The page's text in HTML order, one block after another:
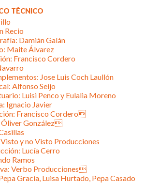
TÉCNICO
Recio
Damián Galán
Maite Álvarez
Francisco Cordero
Jose Luis Coch Laullón
Alfonso Seijo
Luisi Penco y Eulalia Moreno
Ignacio Javier
Francisco Cordero
Óliver González
y no Visto Producciones
Lucía Cerro
Ramos
Verbo Producciones
Gracia, Luisa Hurtado, Pepa Casado